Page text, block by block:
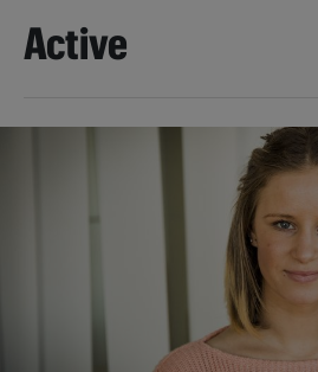
Active